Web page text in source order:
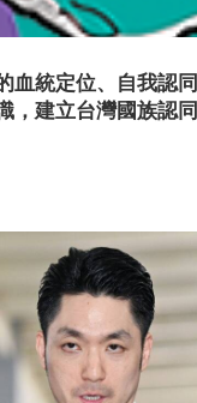
血統定位、自我認
，建立台灣國族認同